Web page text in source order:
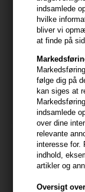
indsamlede
hvilke
bliver vi
at finde på
følge dig på
kan siges at
indsamlede
over dine
relevante
interesse for.
indhold,
artikler og
Oversigt
Cutrin BIO+ Energy
Shampoo for Men
148,00 DKK